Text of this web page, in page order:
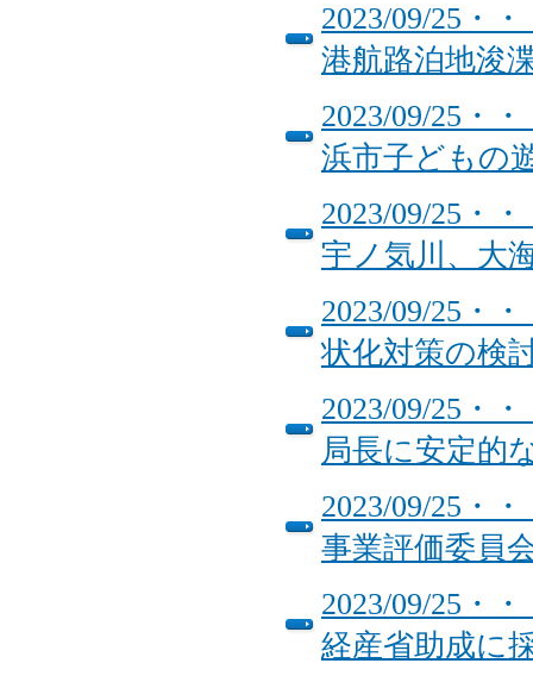
2023/09/25・
港航路泊地浚
2023/09/25・
浜市子どもの
2023/09/25・
宇ノ気川、大
2023/09/25・
状化対策の
2023/09/25・
局長に安定的
2023/09/25・
事業評価委員
2023/09/25・
経産省助成に